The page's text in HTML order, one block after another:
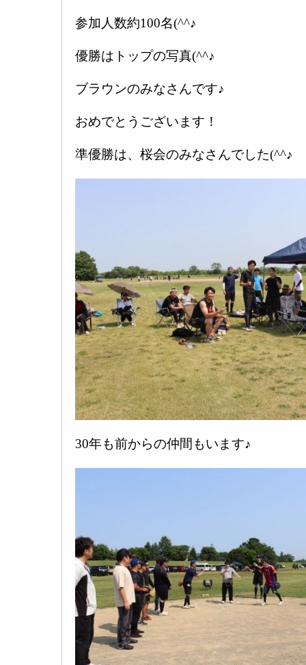
参加人数約100名(^^♪
優勝はトップの写真(^^♪
ブラウンのみなさんです♪
おめでとうございます！
準優勝は、桜会のみなさんでした(^^♪
30年も前からの仲間もいます♪